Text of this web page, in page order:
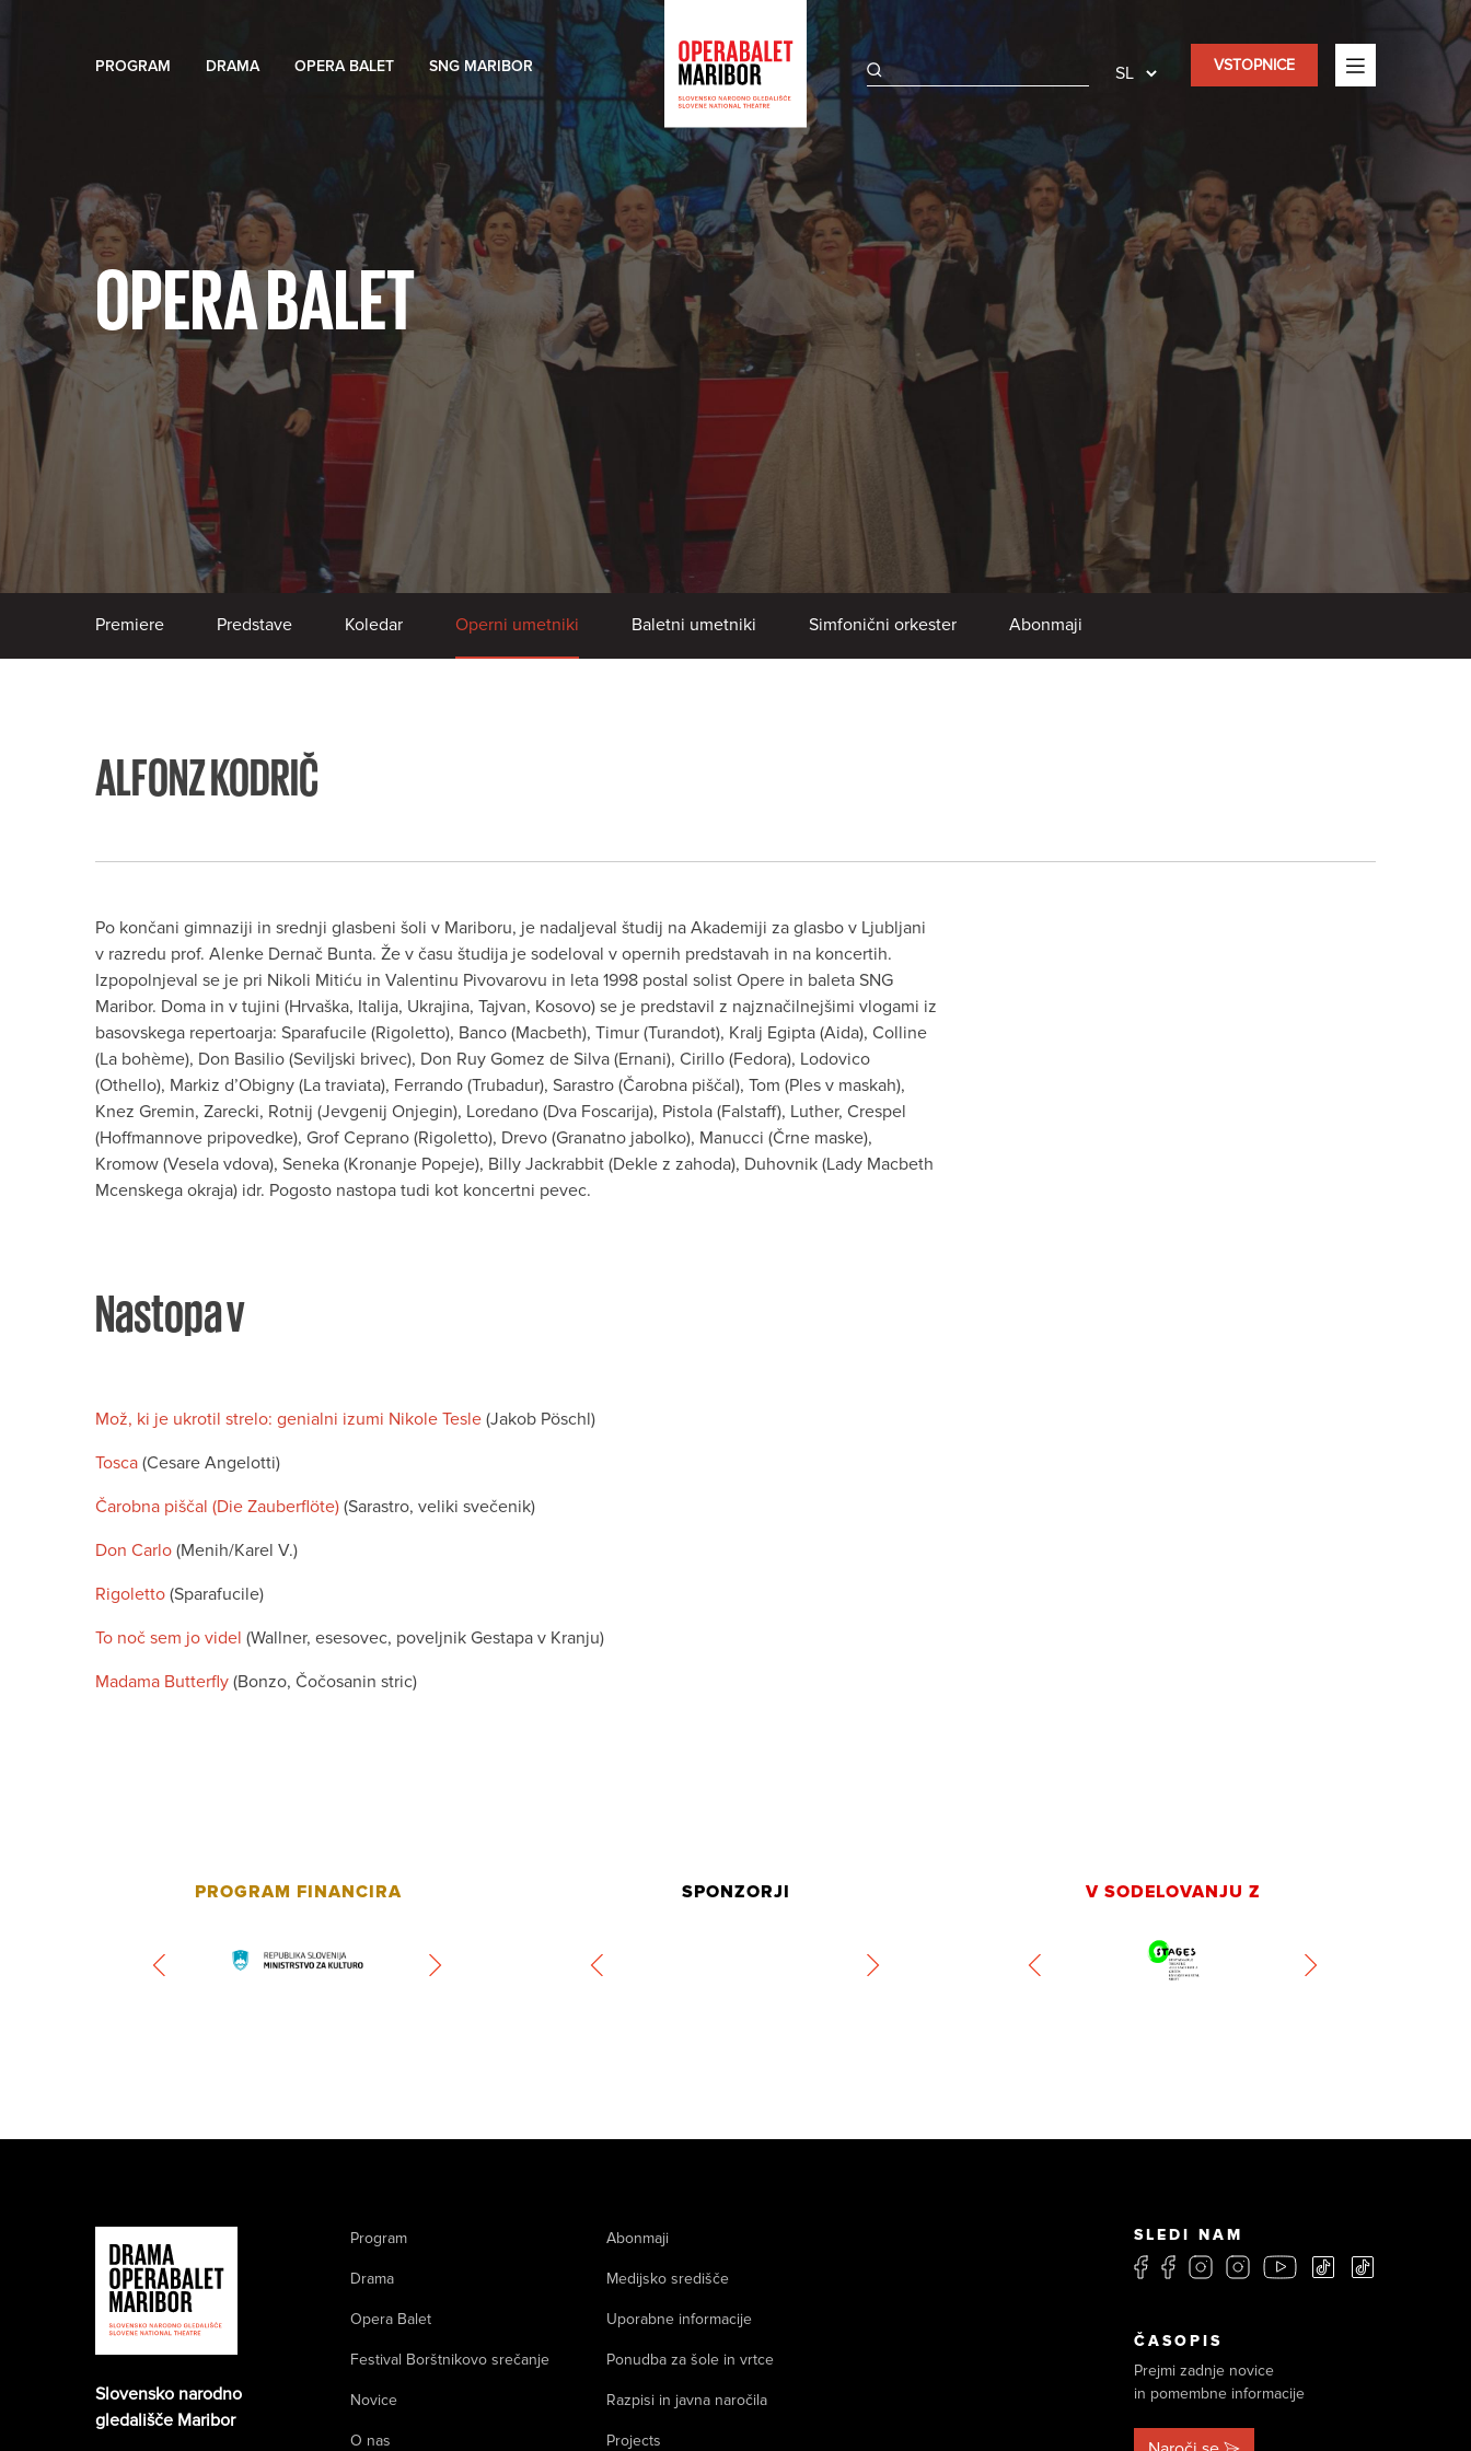
PROGRAM DRAMA OPERA BALET SNG MARIBOR VSTOPNICE
OPERA BALET
Premiere Predstave Koledar Operni umetniki Baletni umetniki Simfonični orkester Abonmaji
ALFONZ KODRIČ
Po končani gimnaziji in srednji glasbeni šoli v Mariboru, je nadaljeval študij na Akademiji za glasbo v Ljubljani
v razredu prof. Alenke Dernač Bunta. Že v času študija je sodeloval v opernih predstavah in na koncertih.
Izpopolnjeval se je pri Nikoli Mitiću in Valentinu Pivovarovu in leta 1998 postal solist Opere in baleta SNG
Maribor. Doma in v tujini (Hrvaška, Italija, Ukrajina, Tajvan, Kosovo) se je predstavil z najznačilnejšimi vlogami iz
basovskega repertoarja: Sparafucile (Rigoletto), Banco (Macbeth), Timur (Turandot), Kralj Egipta (Aida), Colline
(La bohème), Don Basilio (Seviljski brivec), Don Ruy Gomez de Silva (Ernani), Cirillo (Fedora), Lodovico
(Othello), Markiz d’Obigny (La traviata), Ferrando (Trubadur), Sarastro (Čarobna piščal), Tom (Ples v maskah),
Knez Gremin, Zarecki, Rotnij (Jevgenij Onjegin), Loredano (Dva Foscarija), Pistola (Falstaff), Luther, Crespel
(Hoffmannove pripovedke), Grof Ceprano (Rigoletto), Drevo (Granatno jabolko), Manucci (Črne maske),
Kromow (Vesela vdova), Seneka (Kronanje Popeje), Billy Jackrabbit (Dekle z zahoda), Duhovnik (Lady Macbeth
Mcenskega okraja) idr. Pogosto nastopa tudi kot koncertni pevec.
Nastopa v
Mož, ki je ukrotil strelo: genialni izumi Nikole Tesle (Jakob Pöschl)
Tosca (Cesare Angelotti)
Čarobna piščal (Die Zauberflöte) (Sarastro, veliki svečenik)
Don Carlo (Menih/Karel V.)
Rigoletto (Sparafucile)
To noč sem jo videl (Wallner, esesovec, poveljnik Gestapa v Kranju)
Madama Butterfly (Bonzo, Čočosanin stric)
PROGRAM FINANCIRA SPONZORJI V SODELOVANJU Z
Slovensko narodno
gledališče Maribor
Program
Drama
Opera Balet
Festival Borštnikovo srečanje
Novice
O nas
Abonmaji
Medijsko središče
Uporabne informacije
Ponudba za šole in vrtce
Razpisi in javna naročila
Projects
SLEDI NAM
ČASOPIS
Prejmi zadnje novice
in pomembne informacije